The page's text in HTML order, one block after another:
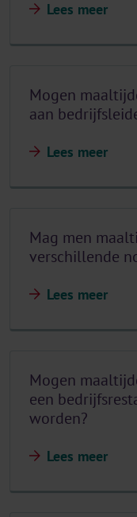
Lees meer
Mogen
aan
Lees meer
Mag men
verschillende
Lees meer
Mogen
een
worden?
Lees meer